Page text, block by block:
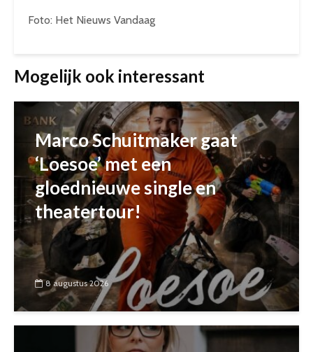
Foto: Het Nieuws Vandaag
Mogelijk ook interessant
Marco Schuitmaker gaat
‘Loesoe’ met een
gloednieuwe single en
theatertour!
8 augustus 2026